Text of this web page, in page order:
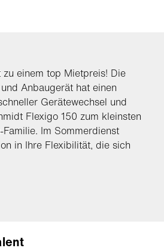
einem top Mietpreis! Die
Anbaugerät hat einen
Gerätewechsel und
Flexigo 150 zum kleinsten
Im Sommerdienst
in Ihre Flexibilität, die sich